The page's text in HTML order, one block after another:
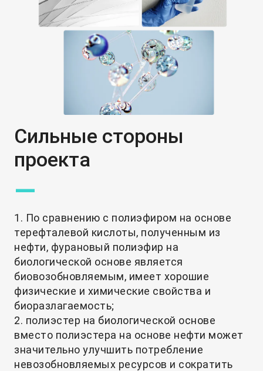
Сильные стороны
проекта
—
1. По сравнению с полиэфиром на основе
терефталевой кислоты, полученным из
нефти, фурановый полиэфир на
биологической основе является
биовозобновляемым, имеет хорошие
физические и химические свойства и
биоразлагаемость;
2. полиэстер на биологической основе
вместо полиэстера на основе нефти может
значительно улучшить потребление
невозобновляемых ресурсов и сократить